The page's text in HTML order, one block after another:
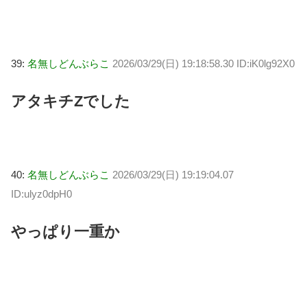
39: 名無しどんぶらこ 2026/03/29(日) 19:18:58.30 ID:iK0lg92X0
アタキチZでした
40: 名無しどんぶらこ 2026/03/29(日) 19:19:04.07
ID:ulyz0dpH0
やっぱり一重か